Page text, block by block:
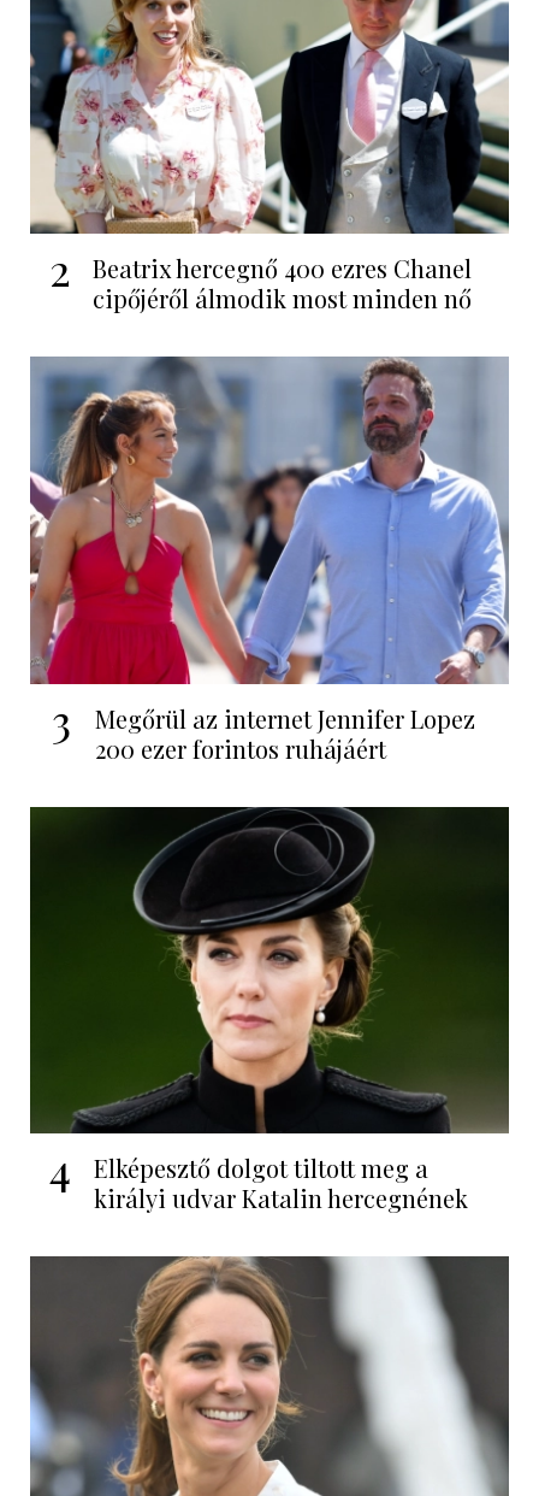
2
Beatrix hercegnő 400 ezres Chanel
cipőjéről álmodik most minden nő
3
Megőrül az internet Jennifer Lopez
200 ezer forintos ruhájáért
4
Elképesztő dolgot tiltott meg a
királyi udvar Katalin hercegnének